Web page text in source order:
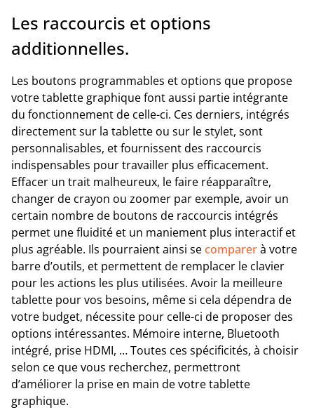
Les raccourcis et options
additionnelles.
Les boutons programmables et options que propose
votre tablette graphique font aussi partie intégrante
du fonctionnement de celle-ci. Ces derniers, intégrés
directement sur la tablette ou sur le stylet, sont
personnalisables, et fournissent des raccourcis
indispensables pour travailler plus efficacement.
Effacer un trait malheureux, le faire réapparaître,
changer de crayon ou zoomer par exemple, avoir un
certain nombre de boutons de raccourcis intégrés
permet une fluidité et un maniement plus interactif et
plus agréable. Ils pourraient ainsi secomparerà votre
barre d’outils, et permettent de remplacer le clavier
pour les actions les plus utilisées. Avoir la meilleure
tablette pour vos besoins, même si cela dépendra de
votre budget, nécessite pour celle-ci de proposer des
options intéressantes. Mémoire interne, Bluetooth
intégré, prise HDMI, … Toutes ces spécificités, à choisir
selon ce que vous recherchez, permettront
d’améliorer la prise en main de votre tablette
graphique.